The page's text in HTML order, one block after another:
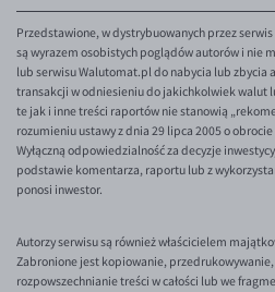
EUR/AUD
EUR/BGN
EUR/CAD
EUR/CNY
EUR/HKD
EUR/HUF
EUR/JPY
Przedstawione, w dystrybuowanych przez
są wyrazem osobistych poglądów autorów i nie
lub serwisu Walutomat.pl do nabycia lub zbycia
transakcji w odniesieniu do jakichkolwiek walut
te jak i inne treści raportów nie stanowią
rozumieniu ustawy z dnia 29 lipca 2005 o
Wyłączną odpowiedzialność za decyzje
podstawie komentarza, raportu lub z
ponosi inwestor.
Autorzy serwisu są również właścicielem
Zabronione jest kopiowanie,
rozpowszechnianie treści w całości lub we